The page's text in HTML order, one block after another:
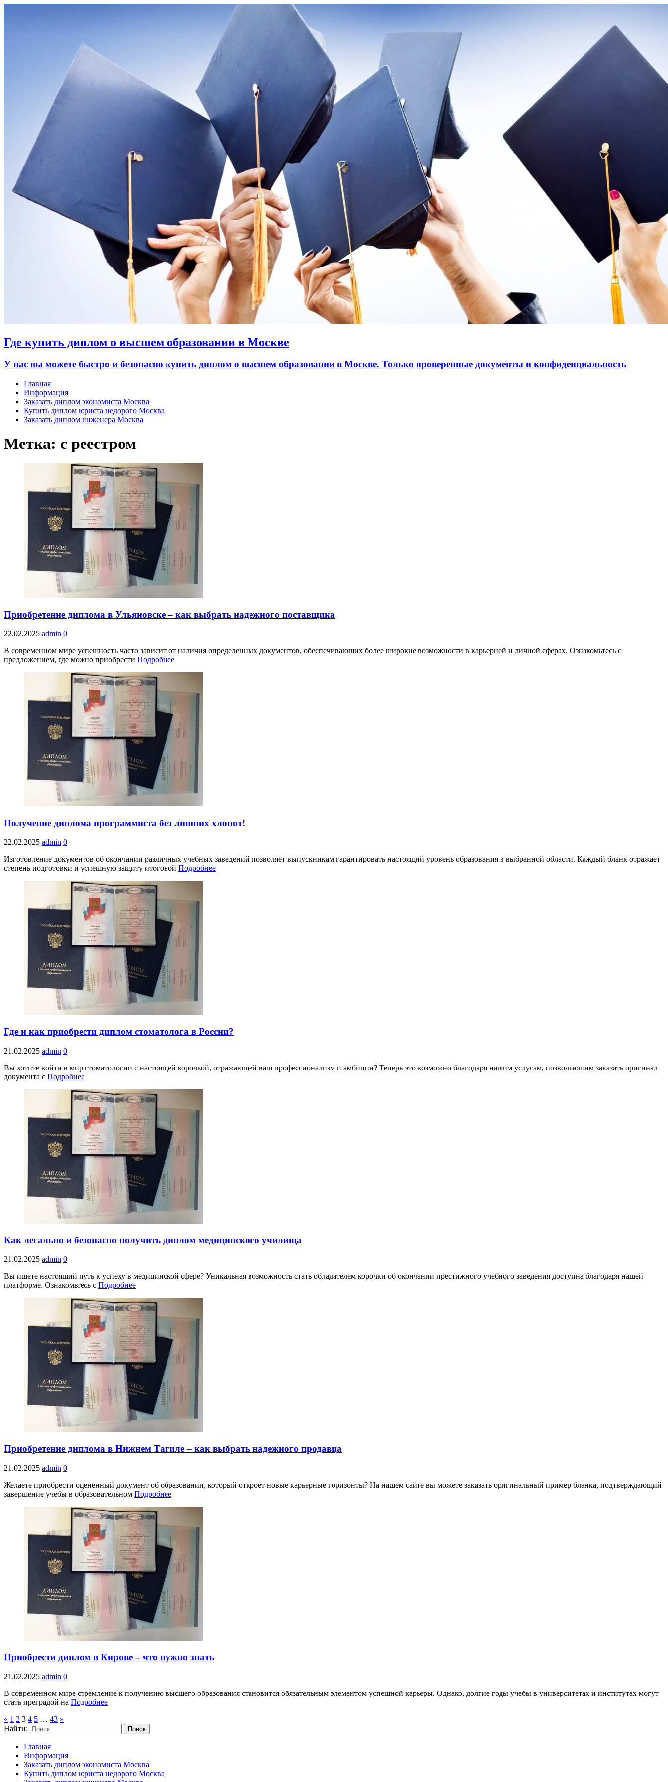
Где купить диплом о высшем образовании в Москве
У нас вы можете быстро и безопасно купить диплом о высшем образовании в Москве. Только проверенные документы и конфиденциальность
Главная
Информация
Заказать диплом экономиста Москва
Купить диплом юриста недорого Москва
Заказать диплом инженера Москва
Метка: с реестром
Приобретение диплома в Ульяновске – как выбрать надежного поставщика
22.02.2025 admin 0
В современном мире успешность часто зависит от наличия определенных документов, обеспечивающих более широкие возможности в карьерной и личной сферах. Ознакомьтесь с
предложением, где можно приобрести Подробнее
Получение диплома программиста без лишних хлопот!
22.02.2025 admin 0
Изготовление документов об окончании различных учебных заведений позволяет выпускникам гарантировать настоящий уровень образования в выбранной области. Каждый бланк отражает
степень подготовки и успешную защиту итоговой Подробнее
Где и как приобрести диплом стоматолога в России?
21.02.2025 admin 0
Вы хотите войти в мир стоматологии с настоящей корочкой, отражающей ваш профессионализм и амбиции? Теперь это возможно благодаря нашим услугам, позволяющим заказать оригинал
документа с Подробнее
Как легально и безопасно получить диплом медицинского училища
21.02.2025 admin 0
Вы ищете настоящий путь к успеху в медицинской сфере? Уникальная возможность стать обладателем корочки об окончании престижного учебного заведения доступна благодаря нашей
платформе. Ознакомьтесь с Подробнее
Приобретение диплома в Нижнем Тагиле – как выбрать надежного продавца
21.02.2025 admin 0
Желаете приобрести оцененный документ об образовании, который откроет новые карьерные горизонты? На нашем сайте вы можете заказать оригинальный пример бланка, подтверждающий
завершение учебы в образовательном Подробнее
Приобрести диплом в Кирове – что нужно знать
21.02.2025 admin 0
В современном мире стремление к получению высшего образования становится обязательным элементом успешной карьеры. Однако, долгие годы учебы в университетах и институтах могут
стать преградой на Подробнее
« 1 2 3 4 5 … 43 »
Найти:
Главная
Информация
Заказать диплом экономиста Москва
Купить диплом юриста недорого Москва